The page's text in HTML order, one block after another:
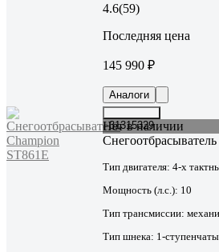
4.6(59)
Последняя цена
145 990 ₽
Аналоги
31315329
Нет в наличии
Тип двигателя: 4-х
Мощность (л.с.): 10
Тип трансмиссии:
Тип шнека: 1-